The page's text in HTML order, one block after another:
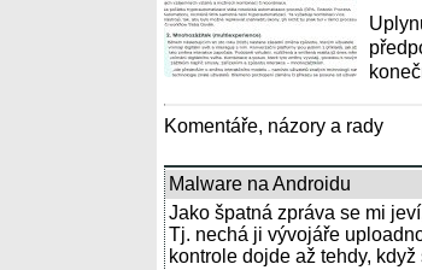
Komentáře, názory a rady
Malware na Androidu
Jako špatná zpráva se mi
Tj. nechá ji vývojáře
kontrole dojde až tehdy,